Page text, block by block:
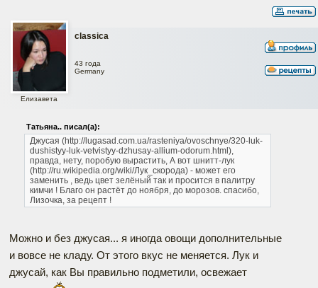
classica
Елизавета
43 года
Germany
Татьяна.. писал(а):
Джусая (http://lugasad.com.ua/rasteniya/ovoschnye/320-luk-
dushistyy-luk-vetvistyy-dzhusay-allium-odorum.html),
правда, нету, поробую вырастить, А вот шнитт-лук
(http://ru.wikipedia.org/wiki/Лук_скорода) - может его
заменить
, ведь цвет зелёный так и просится в палитру
кимчи ! Благо он растёт до ноября, до морозов. спасибо,
Лизочка, за рецепт !
Можно и без джусая... я иногда овощи дополнительные
и вовсе не кладу. От этого вкус не меняется. Лук и
джусай, как Вы правильно подметили, освежает